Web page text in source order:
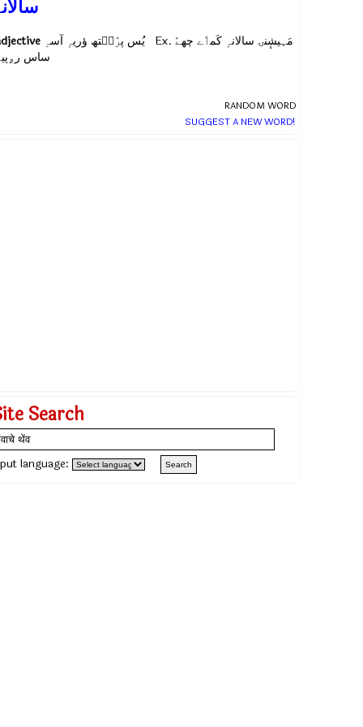
یُس پرٛٮ۪تھ ؤریہٕ آسہِ Ex. مَہیشٕنۍ سالانہٕ کَمٲے چھےٚ
ساس
RANDOM WORD
SUGGEST A NEW WORD!
Search
language: